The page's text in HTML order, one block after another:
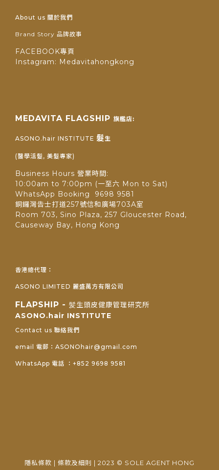
About us 關於我們
Brand Story 品牌故事
FACEBOOK專頁
Instagram: Medavitahongkong
MEDAVITA FLAGSHIP 旗艦店:
ASONO.hair INSTITUTE 髮生
(醫學活髮, 美髮專家)
Business Hours 營業時間:
10:00am to 7:00pm (一至六 Mon to Sat)
WhatsApp Booking 9698 9581
銅鑼灣告士打道257號信和廣場703A室
Room 703, Sino Plaza, 257 Gloucester Road,
Causeway Bay, Hong Kong
香港總代理：
ASONO LIMITED 麗盛萬方有限公司
FLAPSHIP - 髪生頭皮健康管理研究所
ASONO.hair INSTITUTE
Contact us 聯絡我們
email 電郵：ASONOhair@gmail.com
WhatsApp 電話 ：+852 9698 9581
隱私條款 | 條款及細則 | 2023 © SOLE AGENT HONG